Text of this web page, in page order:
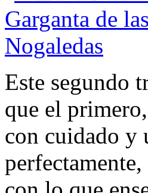
Este segundo
que el
con cuidado y